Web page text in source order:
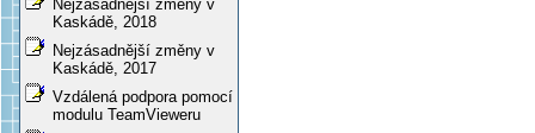
Nejzásadnější změny v
Kaskádě, 2018
Nejzásadnější změny v
Kaskádě, 2017
Vzdálená podpora pomocí
modulu TeamVieweru